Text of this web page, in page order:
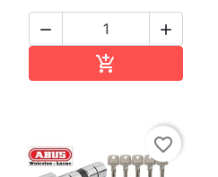
 

favorite_border